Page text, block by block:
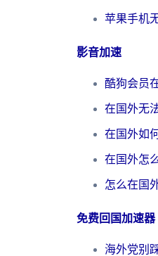
影音加速
免费回国加速器